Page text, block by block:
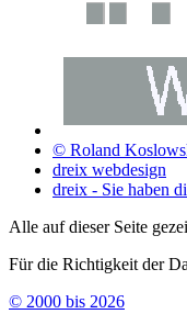
© Roland
dreix webdesign
dreix - Sie haben
Alle auf dieser Seite
Für die Richtigkeit der
© 2000 bis 2026